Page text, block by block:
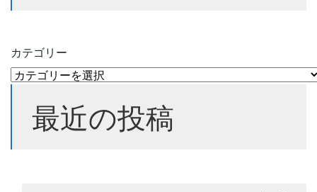
カテゴリー
最近の投稿